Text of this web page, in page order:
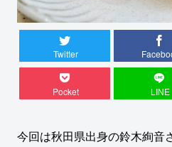
Twitter
Pocket LINE
今回は秋田県出身の鈴木絢音